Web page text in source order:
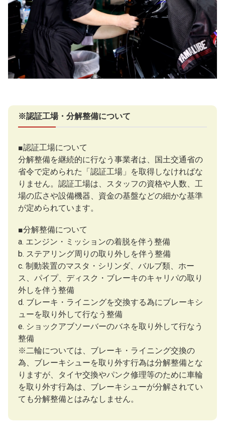
※認証工場・分解整備について
■認証工場について
分解整備を継続的に行なう事業者は、国土交通省の
省令で定められた「認証工場」を取得しなければな
りません。認証工場は、スタッフの資格や人数、工
場の広さや設備機器、資金の基盤などの細かな基準
が定められています。
■分解整備について
a. エンジン・ミッションの着脱を伴う整備
b. ステアリング周りの取り外しを伴う整備
c. 制動装置のマスタ・シリンダ、バルブ類、ホー
ス、パイプ、ディスク・ブレーキのキャリパの取り
外しを伴う整備
d. ブレーキ・ライニングを交換する為にブレーキシ
ューを取り外して行なう整備
e. ショックアブソーバーのバネを取り外して行なう
整備
※二輪については、ブレーキ・ライニング交換の
為、ブレーキシューを取り外す行為は分解整備とな
りますが、タイヤ交換やパンク修理等のために車輪
を取り外す行為は、ブレーキシューが分解されてい
ても分解整備とはみなしません。